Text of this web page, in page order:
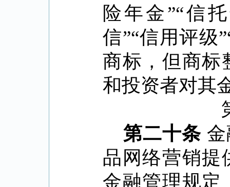
险年金”“信托
信”“信用评级
商标，但商标
和投资者对其
第二十条
品网络营销提
金融管理规定